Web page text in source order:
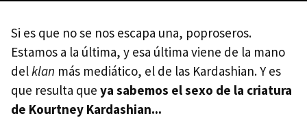
Si es que no se nos escapa una, poproseros.
Estamos a la última, y esa última viene de la mano
delklan más mediático, el de las Kardashian. Y es
que resulta que ya sabemos el sexo de la criatura
de Kourtney Kardashian...